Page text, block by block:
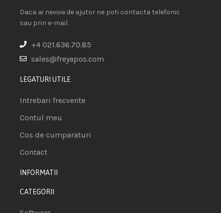
Daca ai nevoie de ajutor ne poti contacta telefonic
sau prin e-mail.
+4 021.636.70.85
sales@freyapos.com
LEGATURI UTILE
Intrebari frecvente
Contul meu
Cos de cumparaturi
Contact
INFORMATII
CATEGORII